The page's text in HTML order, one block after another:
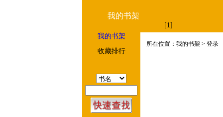
我的书架
[1]
我的书架
收藏排行
所在位置：我的书架 > 登录